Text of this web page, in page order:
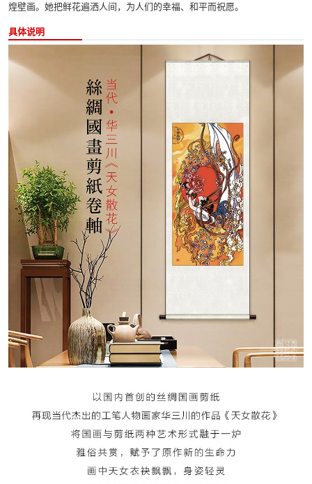
煌壁画。她把鲜花遍洒人间，为人们的幸福、和平而祝愿。
具体说明